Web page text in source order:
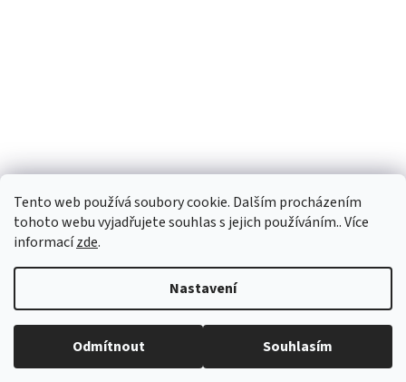
Tento web používá soubory cookie. Dalším procházením
tohoto webu vyjadřujete souhlas s jejich používáním.. Více
informacízde.
Nastavení
Odmítnout Souhlasím
Copyright 2026vypocetnitechnika.eu. Všechna práva vyhrazena.
Upravit nastavení cookies